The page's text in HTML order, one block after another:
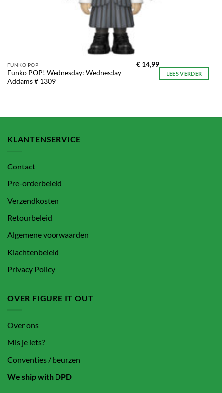
FUNKO POP
Funko POP! Wednesday: Wednesday
Addams # 1309
€14,99
LEES VERDER
KLANTENSERVICE
Contact
Pre-orderbeleid
Verzendkosten
Retourbeleid
Algemene voorwaarden
Klachtenbeleid
Privacy Policy
OVER FIGURE IT OUT
Over ons
Mis je iets?
Conventies / beurzen
We ship with DPD